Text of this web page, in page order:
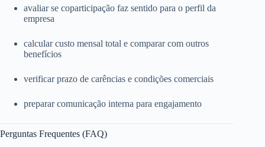
avaliar se coparticipação faz sentido para o perfil da
empresa
calcular custo mensal total e comparar com outros
benefícios
verificar prazo de carências e condições comerciais
preparar comunicação interna para engajamento
Perguntas Frequentes (FAQ)